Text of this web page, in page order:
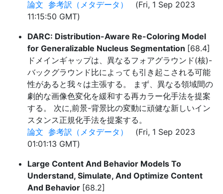
論文 参考訳（メタデータ）
(Fri, 1 Sep 2023
11:15:50 GMT)
DARC: Distribution-Aware Re-Coloring Model
for Generalizable Nucleus Segmentation [68.4]
ドメインギャップは、異なるフォアグラウンド(核)-
バックグラウンド比によっても引き起こされる可能
性があると我々は主張する。 まず、異なる領域間の
劇的な画像色変化を緩和する再カラー化手法を提案
する。 次に,前景-背景比の変動に頑健な新しいイン
スタンス正規化手法を提案する。
論文 参考訳（メタデータ）
(Fri, 1 Sep 2023
01:01:13 GMT)
Large Content And Behavior Models To
Understand, Simulate, And Optimize Content
And Behavior [68.2]